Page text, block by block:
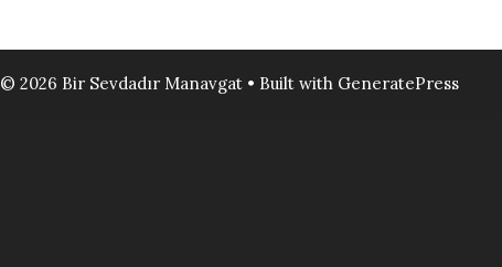
© 2026 Bir Sevdadır Manavgat • Built with GeneratePress